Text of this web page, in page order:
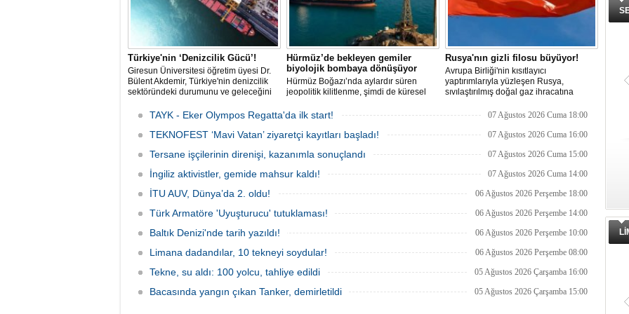
Türkiye'nin ‘Denizcilik Gücü’!
Giresun Üniversitesi öğretim üyesi Dr.
Bülent Akdemir, Türkiye'nin denizcilik
sektöründeki durumunu ve geleceğini
Hürmüz’de bekleyen gemiler
biyolojik bombaya dönüşüyor
Hürmüz Boğazı’nda aylardır süren
jeopolitik kilitlenme, şimdi de küresel
aralamış olabilir. Sıcak sularda
istilacı deniz canlıları için devasa bir
Rusya'nın gizli filosu büyüyor!
Avrupa Birliği'nin kısıtlayıcı
yaptırımlarıyla yüzleşen Rusya,
sıvılaştırılmış doğal gaz ihracatına
geliştiriyor.
TAYK - Eker Olympos Regatta'da ilk start! 07 Ağustos 2026 Cuma 18:00
TEKNOFEST ‘Mavi Vatan’ ziyaretçi kayıtları başladı! 07 Ağustos 2026 Cuma 16:00
Tersane işçilerinin direnişi, kazanımla sonuçlandı 07 Ağustos 2026 Cuma 15:00
İngiliz aktivistler, gemide mahsur kaldı! 07 Ağustos 2026 Cuma 14:00
İTU AUV, Dünya’da 2. oldu! 06 Ağustos 2026 Perşembe 18:00
Türk Armatöre 'Uyuşturucu' tutuklaması! 06 Ağustos 2026 Perşembe 14:00
Baltık Denizi'nde tarih yazıldı! 06 Ağustos 2026 Perşembe 10:00
Limana dadandılar, 10 tekneyi soydular! 06 Ağustos 2026 Perşembe 08:00
Tekne, su aldı: 100 yolcu, tahliye edildi 05 Ağustos 2026 Çarşamba 16:00
Bacasında yangın çıkan Tanker, demirletildi 05 Ağustos 2026 Çarşamba 15:00